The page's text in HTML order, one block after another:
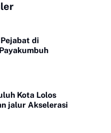
di
Kota Lolos
jalur Akselerasi